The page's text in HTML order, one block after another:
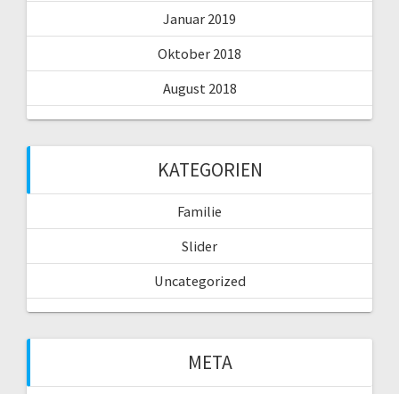
Januar 2019
Oktober 2018
August 2018
KATEGORIEN
Familie
Slider
Uncategorized
META